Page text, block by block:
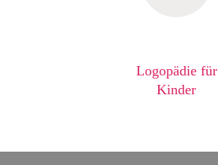
Logopädie für
Kinder